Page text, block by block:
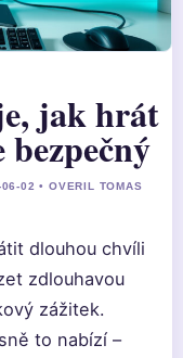
jak hrát
02 • OVERIL TOMAS
dlouhou chvíli
zdlouhavou
zážitek.
to nabízí –